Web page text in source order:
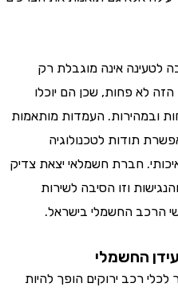
אינה מוגבלת רק
פחות, שכן הם יוכלו
העמדות מותאמות
לטכנולוגיה
חברת חשמלאי יצאת צדיק
וזו הסיבה לשירות
החשמלי בישראל.
ירוקים הופך להיות